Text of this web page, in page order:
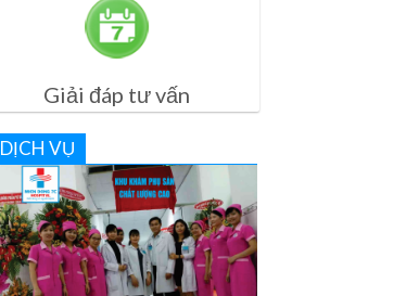
Giải đáp tư vấn
DỊCH VỤ